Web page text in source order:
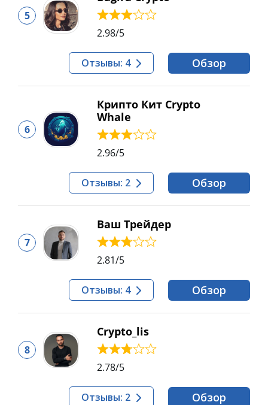
5
2.98/5
Отзывы: 4 Обзор
6
Крипто Кит Crypto
Whale
2.96/5
Отзывы: 2 Обзор
7
Ваш Трейдер
2.81/5
Отзывы: 4 Обзор
8
Crypto_lis
2.78/5
Отзывы: 2 Обзор